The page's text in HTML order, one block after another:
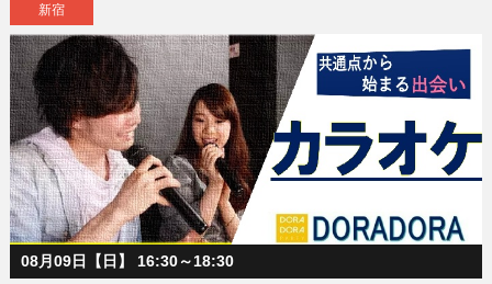
新宿
08月09日【日】 16:30～18:30